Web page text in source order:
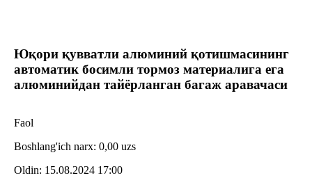
Юқори қувватли алюминий қотишмасининг
автоматик босимли тормоз материалига ега
алюминийдан тайёрланган багаж аравачаси
Faol
Boshlang'ich narx: 0,00 uzs
Oldin: 15.08.2024 17:00